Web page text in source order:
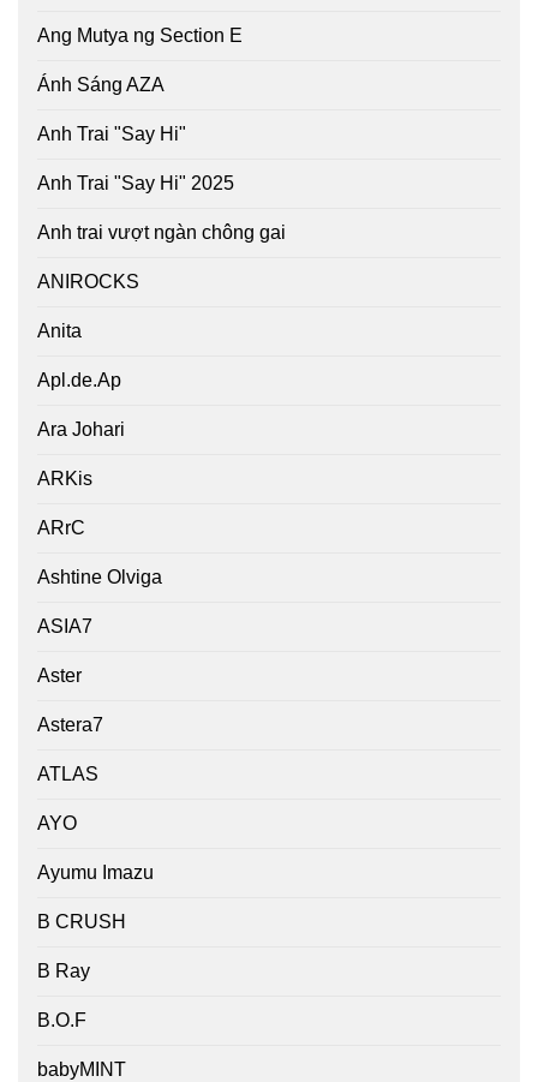
Ang Mutya ng Section E
Ánh Sáng AZA
Anh Trai "Say Hi"
Anh Trai "Say Hi" 2025
Anh trai vượt ngàn chông gai
ANIROCKS
Anita
Apl.de.Ap
Ara Johari
ARKis
ARrC
Ashtine Olviga
ASIA7
Aster
Astera7
ATLAS
AYO
Ayumu Imazu
B CRUSH
B Ray
B.O.F
babyMINT